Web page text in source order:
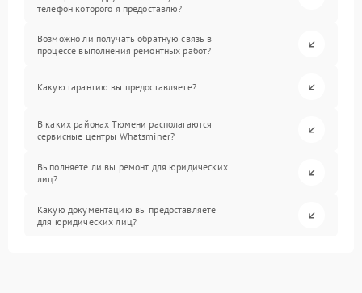
телефон которого я предоставлю?
Возможно ли получать обратную связь в
процессе выполнения ремонтных работ?
Какую гарантию вы предоставляете?
В каких районах Тюмени располагаются
сервисные центры Whatsminer?
Выполняете ли вы ремонт для юридических
лиц?
Какую документацию вы предоставляете
для юридических лиц?